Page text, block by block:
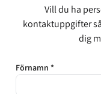
Vill du ha
kontaktuppgifter
dig
Förnamn *